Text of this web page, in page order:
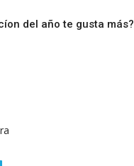
del año te gusta más?